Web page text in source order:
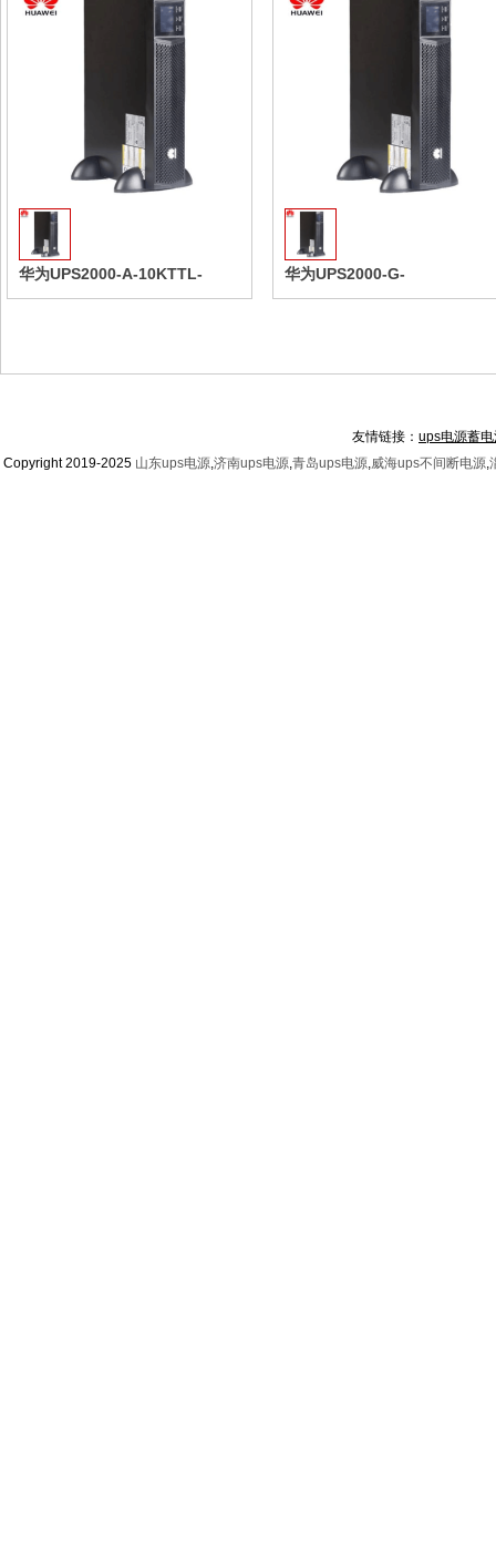
收藏
华为UPS2000-A-10KTTL-
S/10KVA/8KW
华为UPS2000-G-
1KRTS/1kva/800W机架式
友情链接： ups电源蓄
Copyright 2019-2025 山东ups电源,济南ups电源,青岛ups电源,威海ups不间断电源,